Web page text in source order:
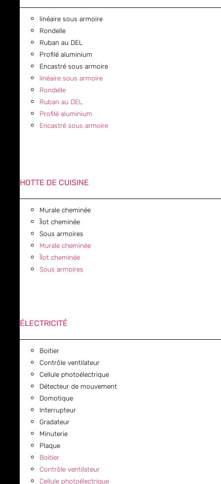
linéaire sous armoire
Rondelle
Ruban au DEL
Profilé aluminium
Encastré sous armoire
linéaire sous armoire
Rondelle
Ruban au DEL
Profilé aluminium
Encastré sous armoire
HOTTE DE CUISINE
Murale cheminée
Îlot cheminée
Sous armoires
Murale cheminée
Îlot cheminée
Sous armoires
ÉLECTRICITÉ
Boitier
Contrôle ventilateur
Cellule photoélectrique
Détecteur de mouvement
Domotique
Interrupteur
Gradateur
Minuterie
Plaque
Boitier
Contrôle ventilateur
Cellule photoélectrique